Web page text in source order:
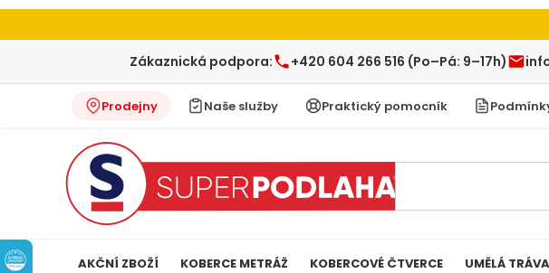
Zákaznická podpora: +420 604 266 516 (Po–Pá: 9–17h)
Prodejny Naše služby Praktický pomocník
AKČNÍ ZBOŽÍ KOBERCE METRÁŽ KOBERCOVÉ ČTVERCE UMĚLÁ TRÁVA